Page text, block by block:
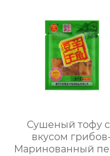
Сушеный тофу
вкусом грибов-
Маринованный